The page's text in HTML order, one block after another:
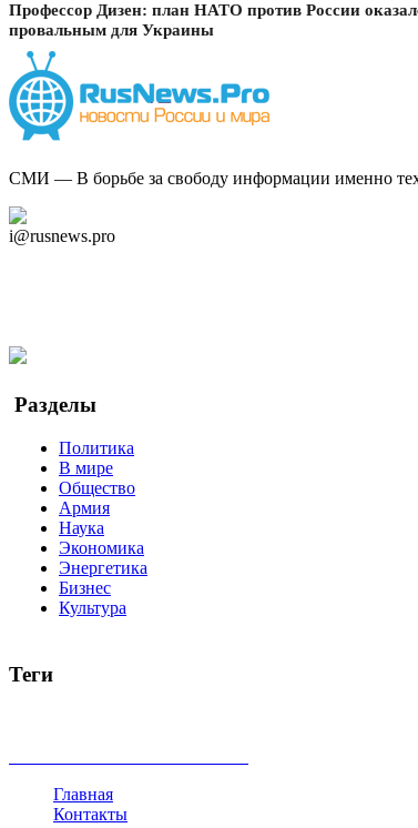
Профессор Дизен: план НАТО против России
провальным для Украины
СМИ — В борьбе за свободу информации именно
i@rusnews.pro
Разделы
Политика
В мире
Общество
Армия
Наука
Экономика
Энергетика
Бизнес
Культура
Теги
Главная
Контакты